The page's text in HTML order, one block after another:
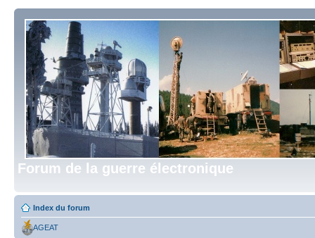
Forum de la guerre électronique
Index du forum
AGEAT